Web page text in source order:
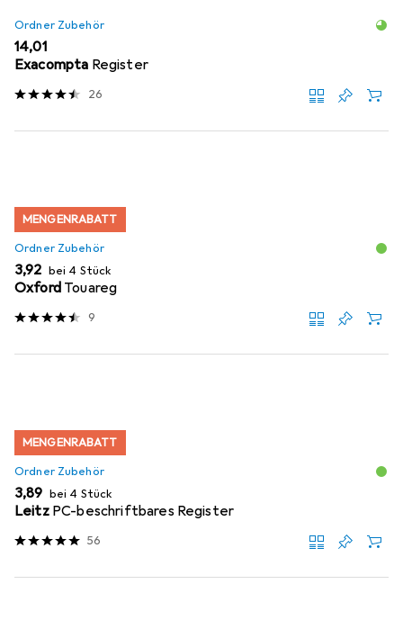
Ordner Zubehör
EUR
14,01
Exacompta Register
26
MENGENRABATT
Ordner Zubehör
EUR
3,92 bei 4 Stück
Oxford Touareg
9
MENGENRABATT
Ordner Zubehör
EUR
3,89 bei 4 Stück
Leitz PC-beschriftbares Register
56